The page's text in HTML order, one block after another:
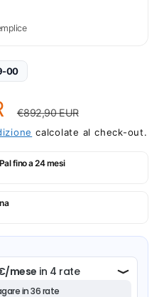
00
Prezzo di
€892,90 EUR
calcolate al check-out.
fino a 24 mesi